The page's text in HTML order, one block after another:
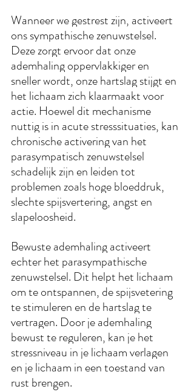
Wanneer we gestrest zijn, activeert
ons sympathische zenuwstelsel.
Deze zorgt ervoor dat onze
ademhaling oppervlakkiger en
sneller wordt, onze hartslag stijgt en
het lichaam zich klaarmaakt voor
actie. Hoewel dit mechanisme
nuttig is in acute stresssituaties, kan
chronische activering van het
parasympatisch zenuwstelsel
schadelijk zijn en leiden tot
problemen zoals hoge bloeddruk,
slechte spijsvertering, angst en
slapeloosheid.
Bewuste ademhaling activeert
echter het parasympathische
zenuwstelsel. Dit helpt het lichaam
om te ontspannen, de spijsvetering
te stimuleren en de hartslag te
vertragen. Door je ademhaling
bewust te reguleren, kan je het
stressniveau in je lichaam verlagen
en je lichaam in een toestand van
rust brengen.